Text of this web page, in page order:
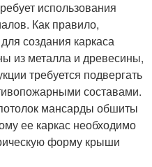
использования
Как правило,
создания каркаса
из металла и древесины,
требуется подвергать
составами.
мансарды обшиты
ее каркас необходимо
форму крыши